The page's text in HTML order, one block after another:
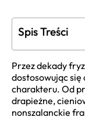
Spis Treści
Przez dekady
dostosowując się
charakteru. Od
drapieżne,
nonszalanckie